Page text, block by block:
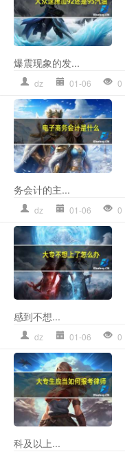
爆震现象的发...
dz 01-06 0
务会计的主...
dz 01-06 0
感到不想...
dz 01-06 0
科及以上...